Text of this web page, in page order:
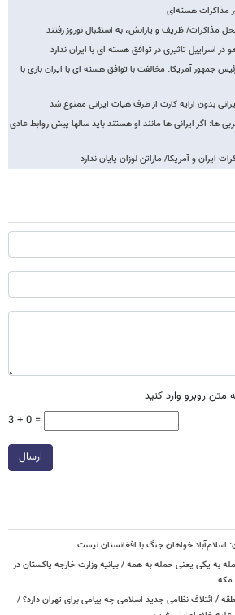
مذاکرات هسته‌ای
مذاکرات/ ظریف و یارانش، به استقبال نوروز رفتند
در اسراییل تاثیری در توافق هسته ای با ایران ندارد
جمهور آمریکا: مخالفت با توافق هسته ای با ایران بازی با
بدون ارایه کارت از طرف هیات ایرانی ممنوع شد
ها: اگر ایرانی ها مانند او هستند باید سالها پیش روابط عادی
ایران و آمریکا/ ماراتن لوزان پایان ندارد
متن روبرو وارد کنید
3 + 0 =
ارسال
اسلام‌آباد خواهان جنگ با افغانستان نیست
به یکی یعنی حمله به همه / بیانیه وزارت خارجه پاکستان در
/ ائتلاف نظامی جدید اسلامی چه پیامی برای تهران دارد؟ /